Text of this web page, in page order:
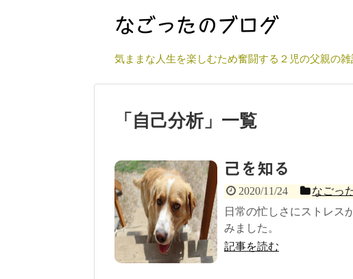
気ままな人生を楽しむため奮闘する２児の父親の
「 自己分析」 一覧
己を知る
2020/11/24 なごっ
日常の忙しさにストレス
みました。
記事を読む